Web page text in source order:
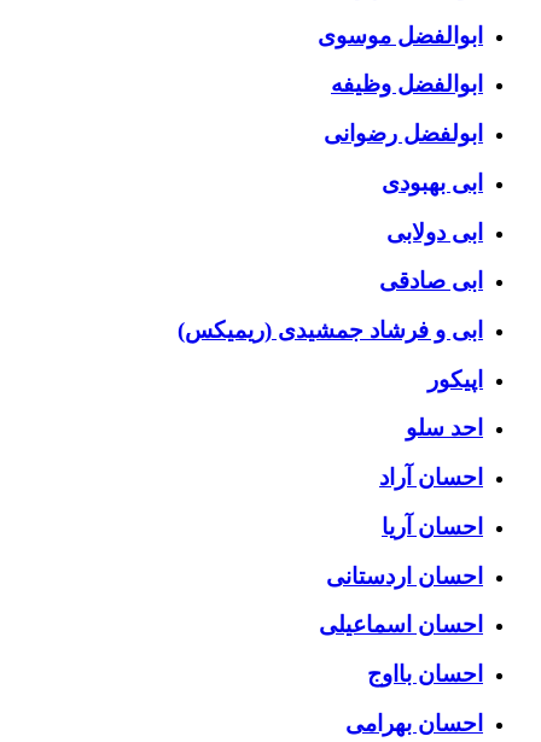
ابوالفضل موسوی
ابوالفضل وظیفه
ابولفضل رضوانی
ابی بهبودی
ابی دولابی
ابی صادقی
ابی و فرشاد جمشیدی (ریمیکس)
اپیکور
احد سلو
احسان آراد
احسان آریا
احسان اردستانی
احسان اسماعیلی
احسان بااوج
احسان بهرامی